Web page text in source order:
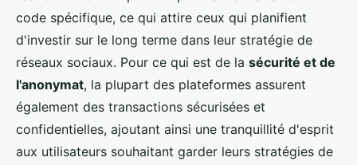
code spécifique, ce qui attire ceux qui planifient
d'investir sur le long terme dans leur stratégie de
réseaux sociaux. Pour ce qui est de la sécurité et de
l'anonymat, la plupart des plateformes assurent
également des transactions sécurisées et
confidentielles, ajoutant ainsi une tranquillité d'esprit
aux utilisateurs souhaitant garder leurs stratégies de